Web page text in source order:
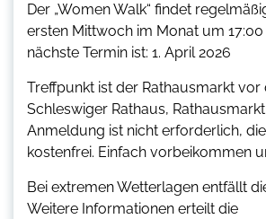
Der „Women Walk“ findet
ersten Mittwoch im Monat um 17:00
nächste Termin ist: 1. April 2026
Treffpunkt ist der Rathausmarkt vor
Schleswiger Rathaus, Rathausmarkt
Anmeldung ist nicht erforderlich,
kostenfrei. Einfach vorbeikommen
Bei extremen Wetterlagen entfällt
Weitere Informationen erteilt die